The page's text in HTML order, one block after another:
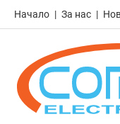
Начало За нас